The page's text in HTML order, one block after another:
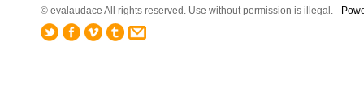
© evalaudace All rights reserved. Use without permission is illegal. -